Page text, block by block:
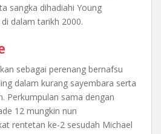
sangka dihadiahi Young
dalam tarikh 2000.
sebagai perenang bernafsu
dalam kurang sayembara serta
Perkumpulan sama dengan
12 mungkin nun
rentetan ke-2 sesudah Michael